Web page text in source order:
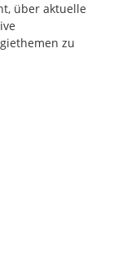
über aktuelle
zu